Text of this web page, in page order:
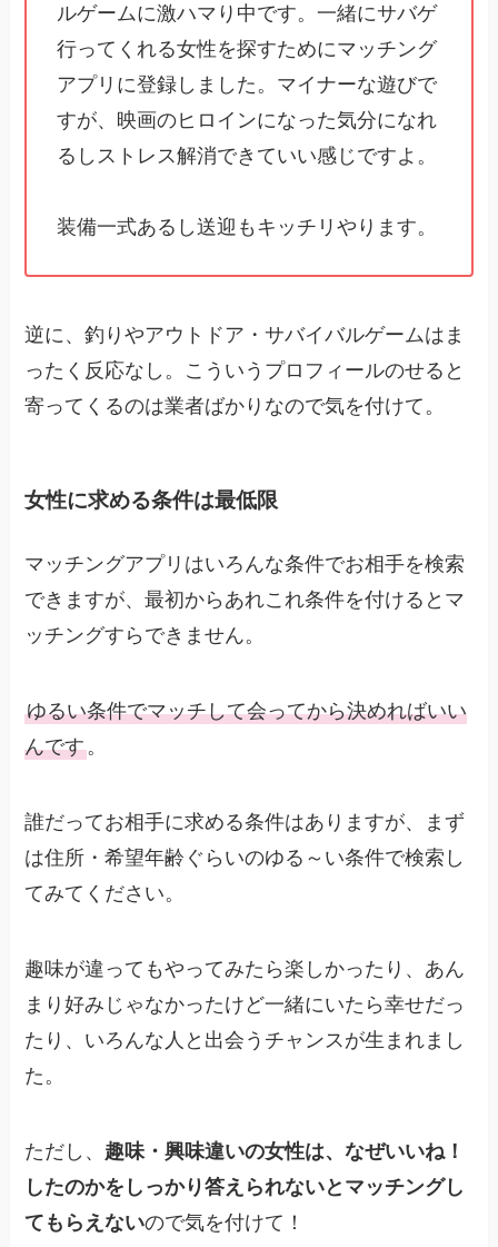
ルゲームに激ハマり中です。一緒にサバゲ
行ってくれる女性を探すためにマッチング
アプリに登録しました。マイナーな遊びで
すが、映画のヒロインになった気分になれ
るしストレス解消できていい感じですよ。
装備一式あるし送迎もキッチリやります。
逆に、釣りやアウトドア・サバイバルゲームはま
ったく反応なし。こういうプロフィールのせると
寄ってくるのは業者ばかりなので気を付けて。
女性に求める条件は最低限
マッチングアプリはいろんな条件でお相手を検索
できますが、最初からあれこれ条件を付けるとマ
ッチングすらできません。
ゆるい条件でマッチして会ってから決めればいい
んです。
誰だってお相手に求める条件はありますが、まず
は住所・希望年齢ぐらいのゆる～い条件で検索し
てみてください。
趣味が違ってもやってみたら楽しかったり、あん
まり好みじゃなかったけど一緒にいたら幸せだっ
たり、いろんな人と出会うチャンスが生まれまし
た。
ただし、 趣味・興味違いの女性は、なぜいいね！
したのかをしっかり答えられないとマッチングし
てもらえないので気を付けて！